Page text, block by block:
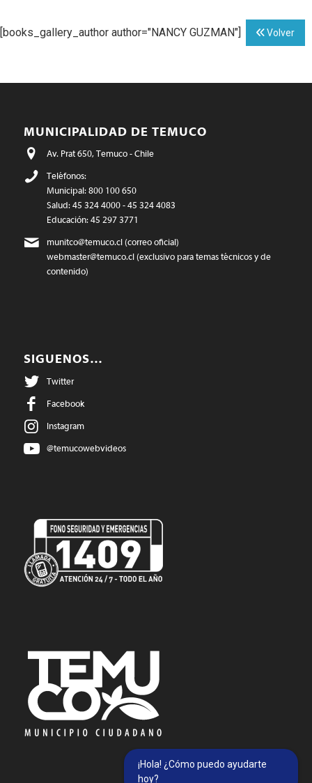
[books_gallery_author author="NANCY GUZMAN"] Volver
MUNICIPALIDAD DE TEMUCO
Av. Prat 650, Temuco - Chile
Teléfonos:
Municipal: 800 100 650
Salud: 45 324 4000 - 45 324 4083
Educación: 45 297 3771
munitco@temuco.cl(correo oficial)
webmaster@temuco.cl(exclusivo para temas técnicos y de
contenido)
SIGUENOS…
Twitter
Facebook
Instagram
@temucowebvideos
¡Hola! ¿Cómo puedo ayudarte
hoy?